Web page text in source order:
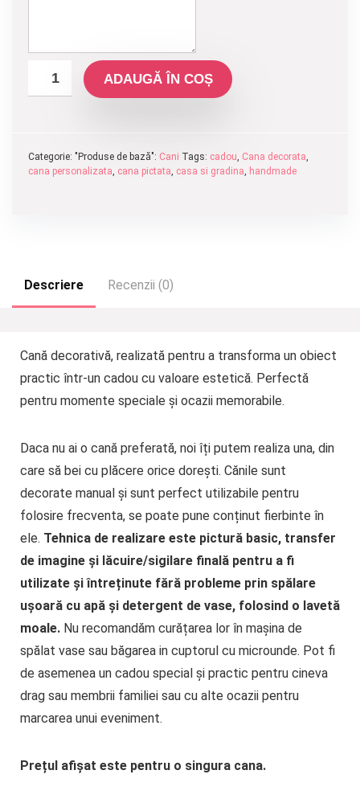
ADAUGĂ ÎN COȘ
Categorie: "Produse de bază": Cani Tags: cadou, Cana decorata,
cana personalizata, cana pictata, casa si gradina, handmade
Descriere Recenzii (0)
Cană decorativă, realizată pentru a transforma un obiect
practic într-un cadou cu valoare estetică. Perfectă
pentru momente speciale și ocazii memorabile.
Daca nu ai o cană preferată, noi îți putem realiza una, din
care să bei cu plăcere orice dorești. Cănile sunt
decorate manual și sunt perfect utilizabile pentru
folosire frecventa, se poate pune conținut fierbinte în
ele. Tehnica de realizare este picturăbasic, transfer
de imagine și lăcuire/sigilare finală pentru a fi
utilizate și întreținute fără probleme prin spălare
ușoară cu apă și detergent de vase, folosind o lavetă
moale.Nu recomandăm curățarea lor în mașina de
spălat vase sau băgarea in cuptorul cu microunde. Pot fi
de asemenea un cadou special și practic pentru cineva
drag sau membrii familiei sau cu alte ocazii pentru
marcarea unui eveniment.
Prețul afișat este pentru o singura cana.